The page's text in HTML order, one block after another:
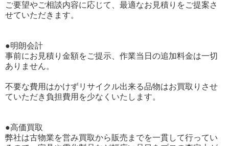
ご要望やご相談内容に応じて、最適なお見積りをご提案さ
せていただきます。
●明朗会計
事前にお見積り金額をご提示、作業当日の追加料金は一切
ありません。
不要な費用はかけずリサイクル出来る品物はお買取りさせ
ていただき負担費用を少なくいたします。
●高価買取
弊社は古物業を営み買取から販売までを一貫して行ってい